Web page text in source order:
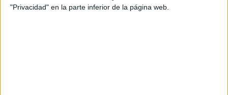
"Privacidad" en la parte inferior de la página web.
les meves estimades bibliotecàries i K’Mon